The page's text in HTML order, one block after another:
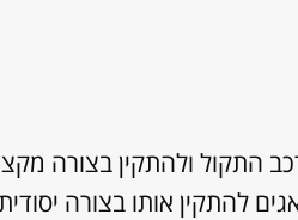
התקול ולהתקין בצורה
להתקין אותו בצורה יסודית